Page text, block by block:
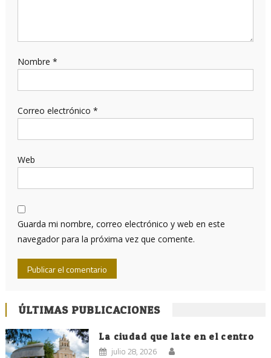
Nombre *
Correo electrónico *
Web
Guarda mi nombre, correo electrónico y web en este
navegador para la próxima vez que comente.
ÚLTIMAS PUBLICACIONES
La ciudad que late en el centro
julio 28, 2026